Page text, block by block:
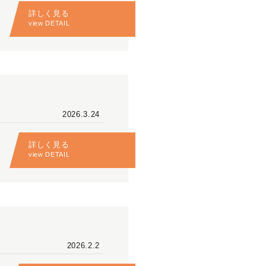
詳しく見る
view DETAIL
2026.3.24
詳しく見る
view DETAIL
2026.2.2